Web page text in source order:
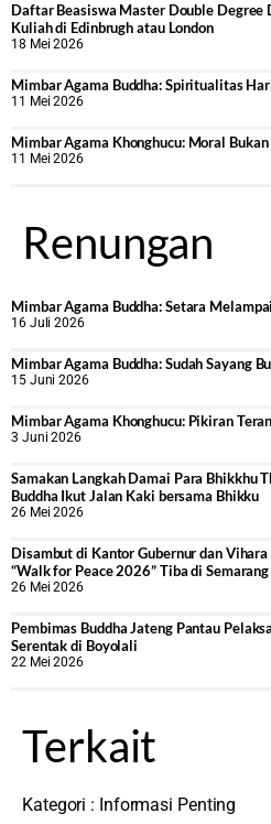
Daftar Beasiswa Master Double Degree
Kuliah di Edinbrugh atau London
18 Mei 2026
Mimbar Agama Buddha: Spiritualitas
11 Mei 2026
Mimbar Agama Khonghucu: Moral
11 Mei 2026
Renungan
Mimbar Agama Buddha: Setara
16 Juli 2026
Mimbar Agama Buddha: Sudah Sayang
15 Juni 2026
Mimbar Agama Khonghucu: Pikiran
3 Juni 2026
Samakan Langkah Damai Para Bhikkhu
Buddha Ikut Jalan Kaki bersama Bhikku
26 Mei 2026
Disambut di Kantor Gubernur dan
“Walk for Peace 2026” Tiba di Semarang
26 Mei 2026
‎Pembimas Buddha Jateng Pantau
Serentak di Boyolali
22 Mei 2026
Terkait
Kategori : Informasi Penting